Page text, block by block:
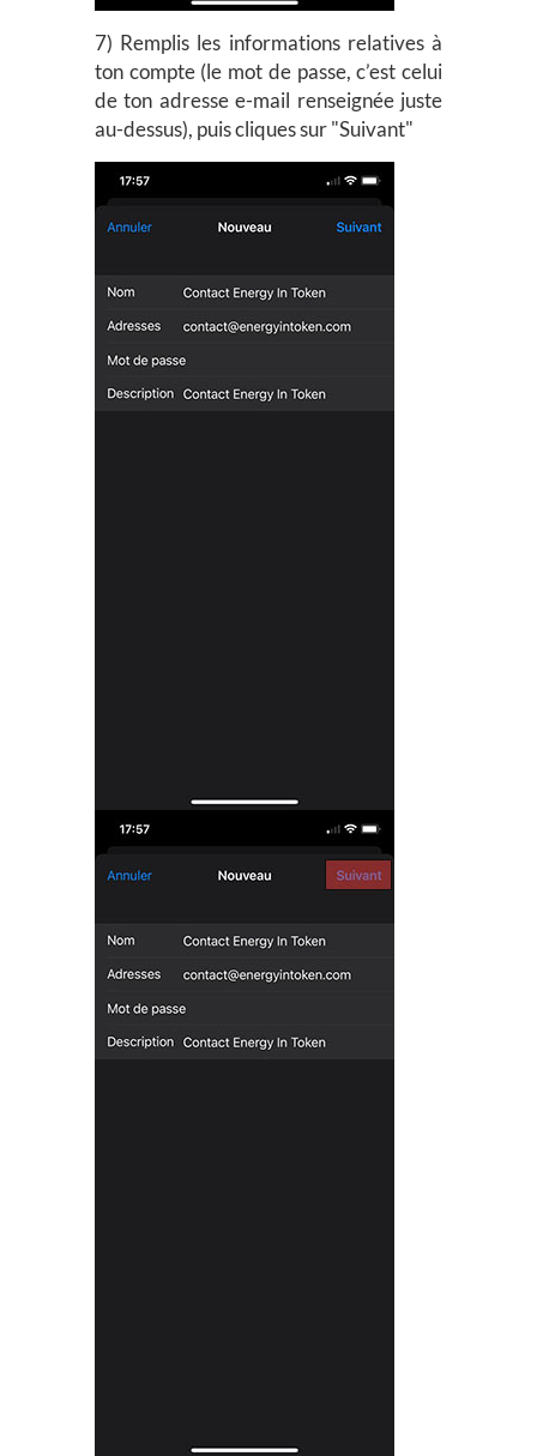
7) Remplis les informations relatives à
ton compte (le mot de passe, c’est celui
de ton adresse e-mail renseignée juste
au-dessus), puis cliques sur "Suivant"